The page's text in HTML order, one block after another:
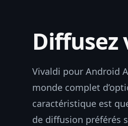
Diffusez
Vivaldi pour Android
monde complet
caractéristique est
de diffusion préférés